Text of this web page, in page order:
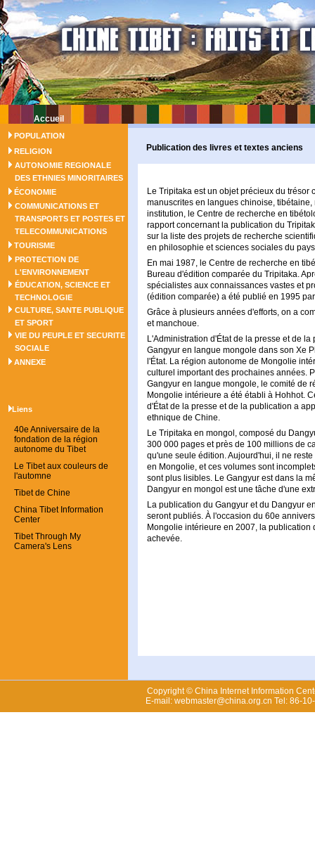
Accueil
POPULATION
RELIGION
AUTONOMIE REGIONALE
DES ETHNIES MINORITAIRES
ÉCONOMIE
COMMUNICATIONS ET
TRANSPORTS ET POSTES ET
TELECOMMUNICATIONS
TOURISME
PROTECTION DE
L'ENVIRONNEMENT
ÉDUCATION, SCIENCE ET
TECHNOLOGIE
CULTURE, SANTE PUBLIQUE
ET SPORT
VIE DU PEUPLE ET SECURITE
SOCIALE
ANNEXE
Liens
40e Anniversaire de la
fondation de la région
autonome du Tibet
Le Tibet aux couleurs de
l'automne
Tibet de Chine
China Tibet Information
Center
Tibet Through My
Camera's Lens
Publication des livres et textes anciens
Le Tripitaka est un objet précieux du
manuscrites en langues chinoise,
institution, le Centre de recherche en
rapport concernant la publication du
sur la liste des projets de recherche
en philosophie et sciences sociales du
En mai 1987, le Centre de recherche en
Bureau d'édition comparée du Tripitaka.
spécialistes aux connaissances vastes et
(édition comparée) a été publié en 1995
Grâce à plusieurs années d'efforts, on a
et manchoue.
L'Administration d'État de la presse et de
Gangyur en langue mongole dans son Xe
l'État. La région autonome de Mongolie
culturel important des prochaines années.
Gangyur en langue mongole, le comité de
Mongolie intérieure a été établi à Hohhot.
d'État de la presse et de la publication a
ethnique de Chine.
Le Tripitaka en mongol, composé du
300 000 pages et près de 100 millions de
qu'une seule édition. Aujourd'hui, il ne
en Mongolie, et ces volumes sont
sont plus lisibles. Le Gangyur est dans la
Dangyur en mongol est une tâche d'une
La publication du Gangyur et du Dangyur
seront publiés. À l'occasion du 60e
Mongolie intérieure en 2007, la publication
achevée.
Copyright © China Internet Information
E-mail: webmaster@china.org.cn Tel: 86-